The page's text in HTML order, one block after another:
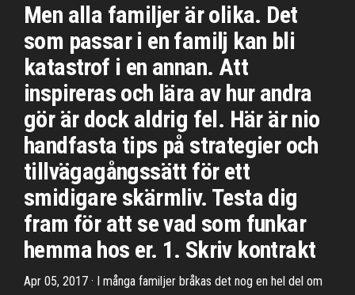
Men alla familjer är olika. Det
som passar i en familj kan bli
katastrof i en annan. Att
inspireras och lära av hur andra
gör är dock aldrig fel. Här är nio
handfasta tips på strategier och
tillvägagångssätt för ett
smidigare skärmliv. Testa dig
fram för att se vad som funkar
hemma hos er. 1. Skriv kontrakt
Apr 05, 2017 · I många familjer bråkas det nog en hel del om